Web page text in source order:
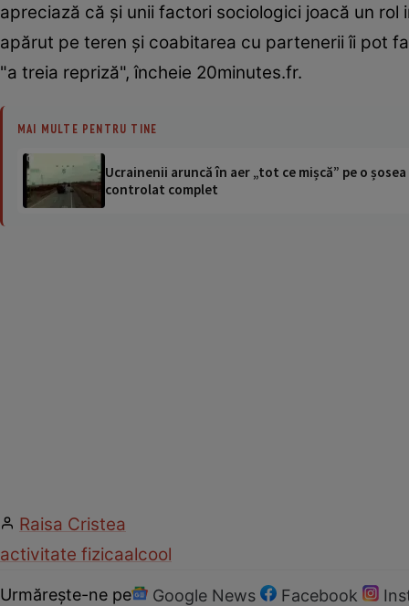
apreciază că şi unii factori sociologici joacă un
apărut pe teren şi coabitarea cu partenerii îi pot
"a treia repriză", încheie 20minutes.fr.
MAI MULTE PENTRU TINE
Ucrainenii aruncă în aer „tot ce mișcă” pe o
controlat complet
Raisa Cristea
activitate fizicaalcool
Urmărește-ne pe Google News Facebook